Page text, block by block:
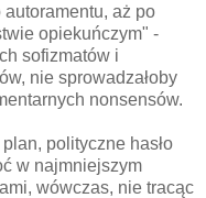
aż po
opiekuńczym" -
sofizmatów i
nie sprowadzałoby
nonsensów.
polityczne hasło
w najmniejszym
wówczas, nie tracąc